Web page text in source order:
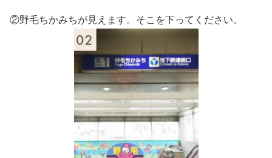
②野毛ちかみちが見えます。そこを下ってください。